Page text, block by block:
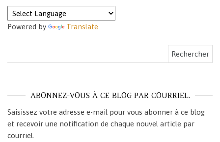
Powered by Translate
ABONNEZ-VOUS À CE BLOG PAR COURRIEL.
Saisissez votre adresse e-mail pour vous abonner à ce blog
et recevoir une notification de chaque nouvel article par
courriel.